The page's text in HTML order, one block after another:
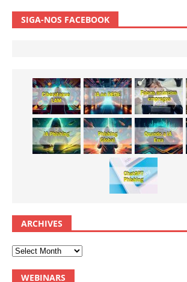
SIGA-NOS FACEBOOK
ARCHIVES
WEBINARS